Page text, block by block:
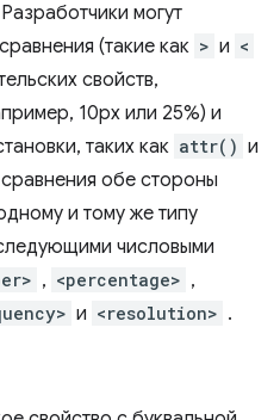
могут
(такие как > и <
свойств,
10px или 25%) и
таких как attr() и
обе стороны
и тому же типу
числовыми
, <percentage> ,
и <resolution> .